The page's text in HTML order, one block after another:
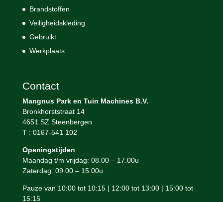
Brandstoffen
Veiligheidskleding
Gebruikt
Werkplaats
Contact
Mangnus Park en Tuin Machines B.V.
Bronkhorststraat 14
4651 SZ Steenbergen
T : 0167-541 102
Openingstijden
Maandag t/m vrijdag: 08.00 – 17.00u
Zaterdag: 09.00 – 15.00u
Pauze van 10:00 tot 10:15 | 12:00 tot 13:00 | 15:00 tot
15:15